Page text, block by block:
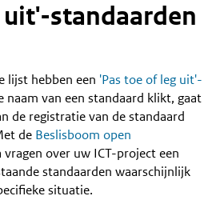
uit'-standaarden
lijst hebben een 'Pas toe of leg uit'-
naam van een standaard klikt, gaat
de registratie van de standaard
de Beslisboom open
over uw ICT-project een
standaarden waarschijnlijk
situatie.